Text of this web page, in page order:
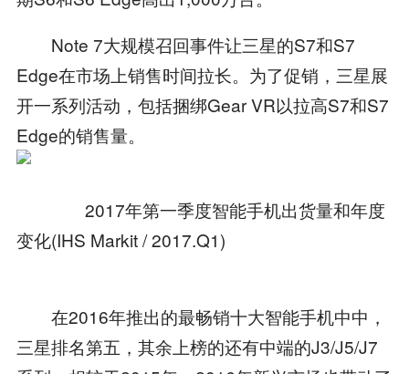
Note 7大规模召回事件让三星的S7和S7
Edge在市场上销售时间拉长。为了促销，三星展
开一系列活动，包括捆绑Gear VR以拉高S7和S7
Edge的销售量。
2017年第一季度智能手机出货量和年度
变化(IHS Markit / 2017.Q1)
在2016年推出的最畅销十大智能手机中中，
三星排名第五，其余上榜的还有中端的J3/J5/J7